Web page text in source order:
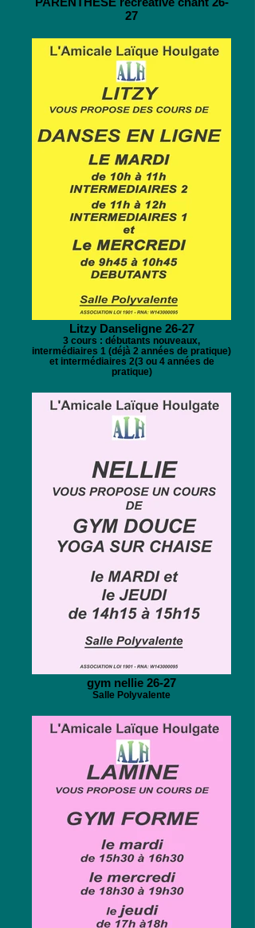
27
Litzy Danseligne 26-27
3 cours : débutants nouveaux,
intermédiaires 1 (déjà 2 années de pratique)
et intermédiaires 2(3 ou 4 années de
pratique)
gym nellie 26-27
Salle Polyvalente